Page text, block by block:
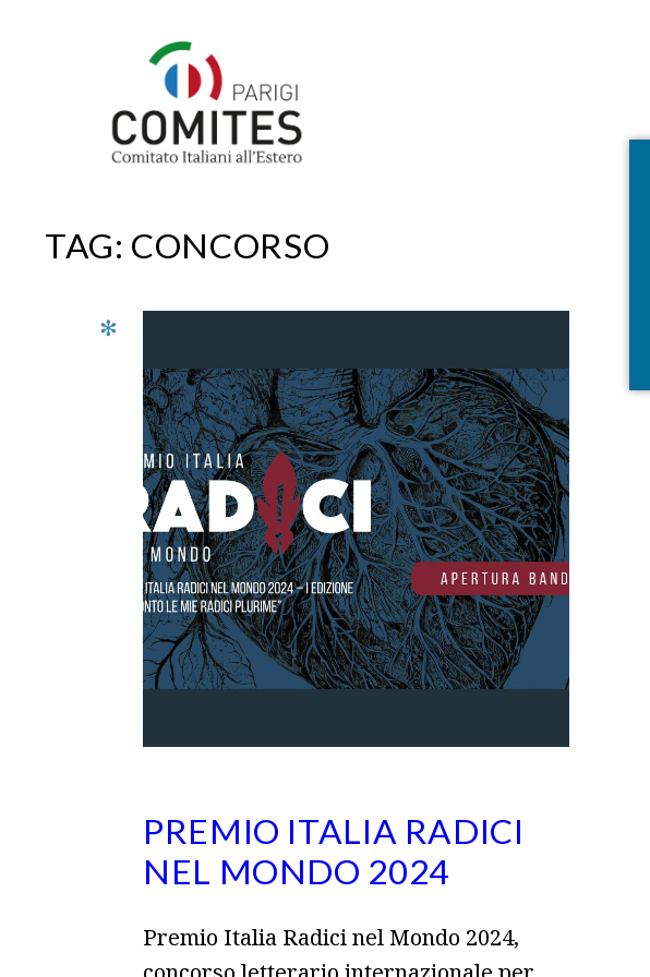
TAG: CONCORSO
PREMIO ITALIA RADICI
NEL MONDO 2024
Premio Italia Radici nel Mondo 2024,